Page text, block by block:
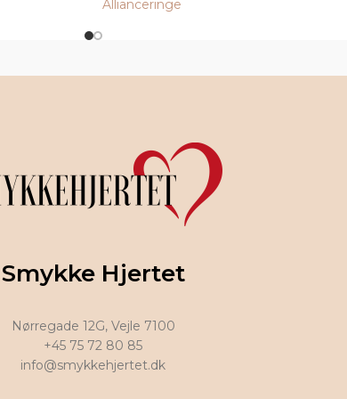
Allianceringe
Smykke Hjertet
Nørregade 12G, Vejle 7100
+45 75 72 80 85
info@smykkehjertet.dk